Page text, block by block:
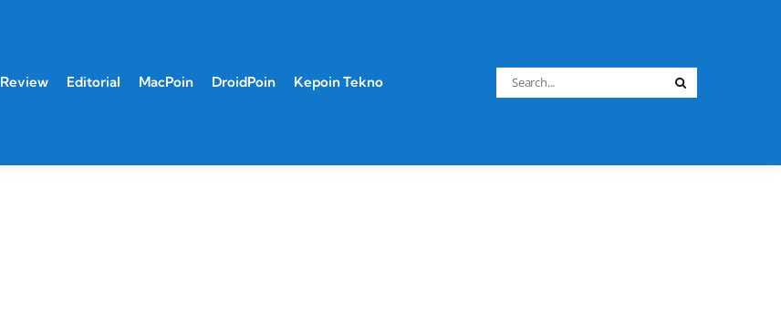
Review Editorial MacPoin DroidPoin Kepoin Tekno
Search
for: